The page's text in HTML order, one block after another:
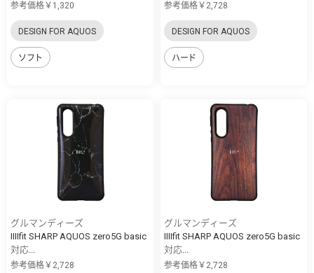
参考価格￥1,320
DESIGN FOR AQUOS
ソフト
参考価格￥2,728
DESIGN FOR AQUOS
ハード
グルマンディーズ
IIIIfit SHARP AQUOS zero5G basic
対応...
参考価格￥2,728
グルマンディーズ
IIIIfit SHARP AQUOS zero5G basic
対応...
参考価格￥2,728